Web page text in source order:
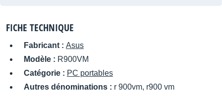
FICHE TECHNIQUE
Fabricant : Asus
Modèle : R900VM
Catégorie : PC portables
Autres dénominations : r 900vm, r900 vm